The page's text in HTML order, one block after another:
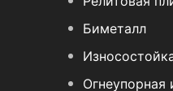
Биметалл
Огнеупорная